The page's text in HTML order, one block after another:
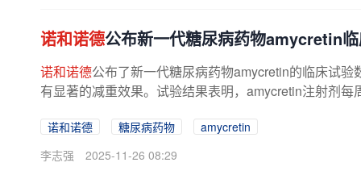
诺和诺德公布新一代糖尿病药物amycretin
诺和诺德公布了新一代糖尿病药物amycretin的临床试
有显著的减重效果。试验结果表明，amycretin注射剂
诺和诺德 糖尿病药物
amycretin
李志强
2025-11-26 08:29